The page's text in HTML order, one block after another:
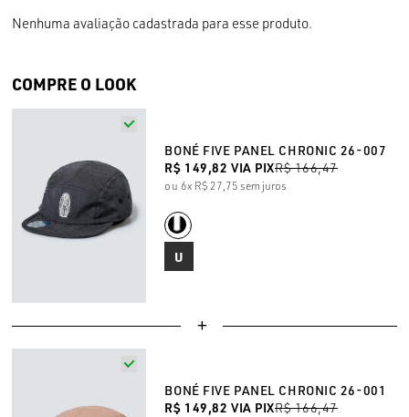
Nenhuma avaliação cadastrada para esse produto.
COMPRE O LOOK
BONÉ FIVE PANEL CHRONIC 26-007
R$ 149,82 VIA PIXR$ 166,47
6x R$ 27,75 sem juros
U
BONÉ FIVE PANEL CHRONIC 26-001
R$ 149,82 VIA PIXR$ 166,47